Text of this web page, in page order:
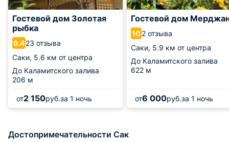
Гостевой дом Золотая
рыбка
9.423 отзыва
Саки, 5.6 км от центра
До Каламитского залива
206 м
от2 150руб.за 1 ночь
Гостевой дом
10 2 отзыва
Саки, 5.9 км от центра
До Каламитского залива
622 м
от6 000руб.за 1 ночь
Достопримечательности Сак